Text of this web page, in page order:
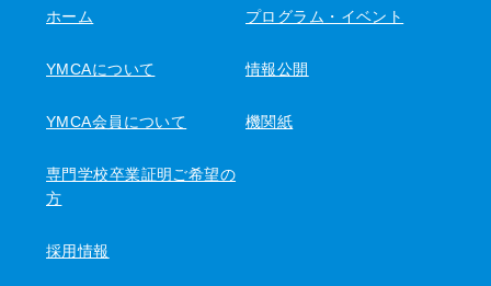
ホーム
YMCAについて
YMCA会員について
プログラム・イベント
情報公開
機関紙
専門学校卒業証明ご希望の
方
採用情報